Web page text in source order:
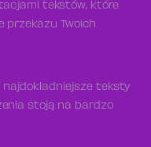
tekstów, które
przekazu Twoich
teksty
stoją na bardzo